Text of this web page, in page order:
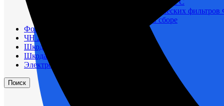
Корпусы гидравлических фильтров ФГС
Фильтрующие элементы гидравлических
Фильтры гидравлические ФГС в сборе
Фонари
ЧН 25/34
Шкода 6S-160
Шкода-275
Электродвигатели
Поиск